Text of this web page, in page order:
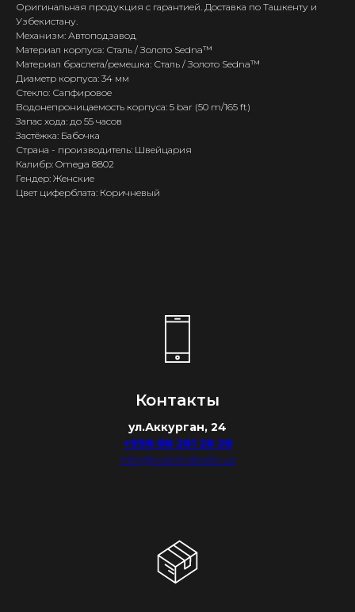
Оригинальная продукция с гарантией. Доставка по Ташкенту и
Узбекистану.
Механизм: Автоподзавод
Материал корпуса: Сталь / Золото Sedna™
Материал браслета/ремешка: Сталь / Золото Sedna™
Диаметр корпуса: 34 мм
Стекло: Сапфировое
Водонепроницаемость корпуса: 5 bar (50 m/165 ft)
Запас хода: до 55 часов
Застёжка: Бабочка
Страна - производитель: Швейцария
Калибр: Omega 8802
Гендер: Женские
Цвет циферблата: Коричневый
Контакты
ул.Аккурган, 24
+998 88 281 28 28
info@watchdealer.uz